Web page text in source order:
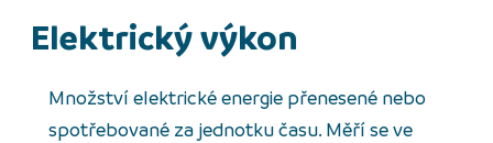
elektrický výkon
Množství elektrické energie přenesené nebo
spotřebované za jednotku času. Měří se ve